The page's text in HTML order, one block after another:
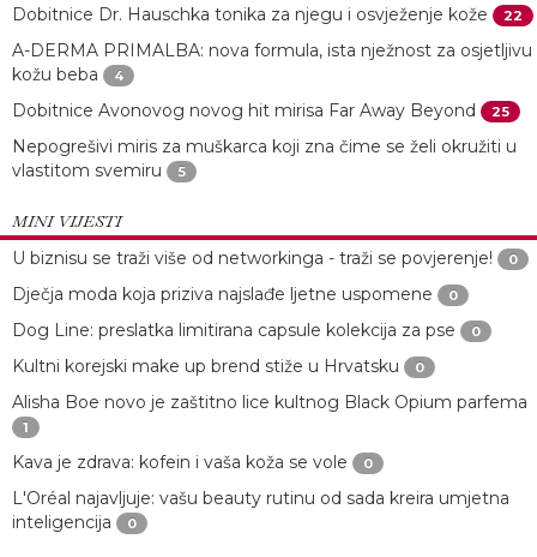
Dobitnice Dr. Hauschka tonika za njegu i osvježenje kože 22
A-DERMA PRIMALBA: nova formula, ista nježnost za osjetljivu
kožu beba
4
Dobitnice Avonovog novog hit mirisa Far Away Beyond 25
Nepogrešivi miris za muškarca koji zna čime se želi okružiti u
vlastitom svemiru
5
MINI VIJESTI
U biznisu se traži više od networkinga - traži se povjerenje!
0
Dječja moda koja priziva najslađe ljetne uspomene 0
Dog Line: preslatka limitirana capsule kolekcija za pse 0
Kultni korejski make up brend stiže u Hrvatsku 0
Alisha Boe novo je zaštitno lice kultnog Black Opium parfema
1
Kava je zdrava: kofein i vaša koža se vole 0
L'Oréal najavljuje: vašu beauty rutinu od sada kreira umjetna
inteligencija
0